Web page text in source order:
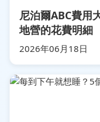
尼泊爾ABC費用
地營的花費明細
2026年06月18日